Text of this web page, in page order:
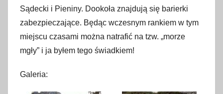
Sądecki i Pieniny. Dookoła znajdują się barierki
zabezpieczające. Będąc wczesnym rankiem w tym
miejscu czasami można natrafić na tzw. „morze
mgły” i ja byłem tego świadkiem!
Galeria: